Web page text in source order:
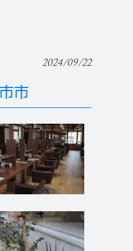
2024/09/22
市